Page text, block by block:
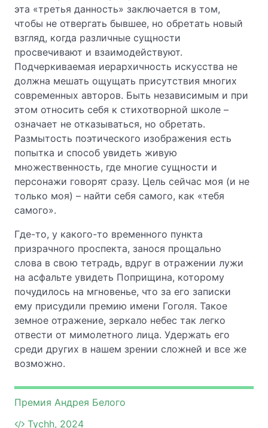
эта «третья данность» заключается в том,
чтобы не отвергать бывшее, но обретать новый
взгляд, когда различные сущности
просвечивают и взаимодействуют.
Подчеркиваемая иерархичность искусства не
должна мешать ощущать присутствия многих
современных авторов. Быть независимым и при
этом относить себя к стихотворной школе –
означает не отказываться, но обретать.
Размытость поэтического изображения есть
попытка и способ увидеть живую
множественность, где многие сущности и
персонажи говорят сразу. Цель сейчас моя (и не
только моя) – найти себя самого, как «тебя
самого».
Где-то, у какого-то временного пункта
призрачного проспекта, занося прощально
слова в свою тетрадь, вдруг в отражении лужи
на асфальте увидеть Поприщина, которому
почудилось на мгновенье, что за его записки
ему присудили премию имени Гоголя. Такое
земное отражение, зеркало небес так легко
отвести от мимолетного лица. Удержать его
среди других в нашем зрении сложней и все же
возможно.
Премия Андрея Белого
Tychh, 2024